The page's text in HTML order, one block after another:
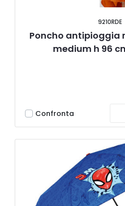
9210RDE
Poncho antipioggia
medium h 96
Confronta